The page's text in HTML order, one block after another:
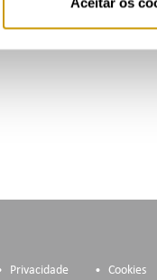
n.º 156/2005, de 15 de
Privacidade Cookies